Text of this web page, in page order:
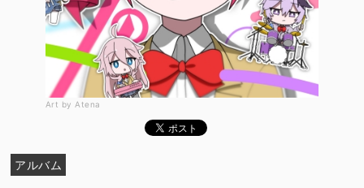
Art by Atena
アルバム